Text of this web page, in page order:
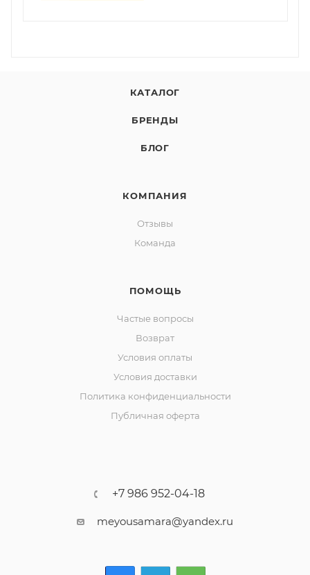
КАТАЛОГ
БРЕНДЫ
БЛОГ
КОМПАНИЯ
Отзывы
Команда
ПОМОЩЬ
Частые вопросы
Возврат
Условия оплаты
Условия доставки
Политика конфиденциальности
Публичная оферта
+7 986 952-04-18
meyousamara@yandex.ru